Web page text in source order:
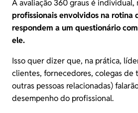
A avaliação 360 graus é individual,
profissionais envolvidos na rotina
respondem a um questionário
ele.
Isso quer dizer que, na prática,
clientes, fornecedores, colegas de
outras pessoas relacionadas)
desempenho do profissional.